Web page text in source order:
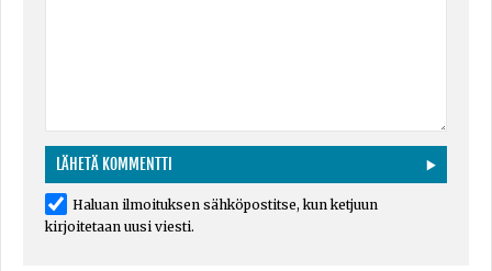
Haluan ilmoituksen sähköpostitse, kun ketjuun
kirjoitetaan uusi viesti.